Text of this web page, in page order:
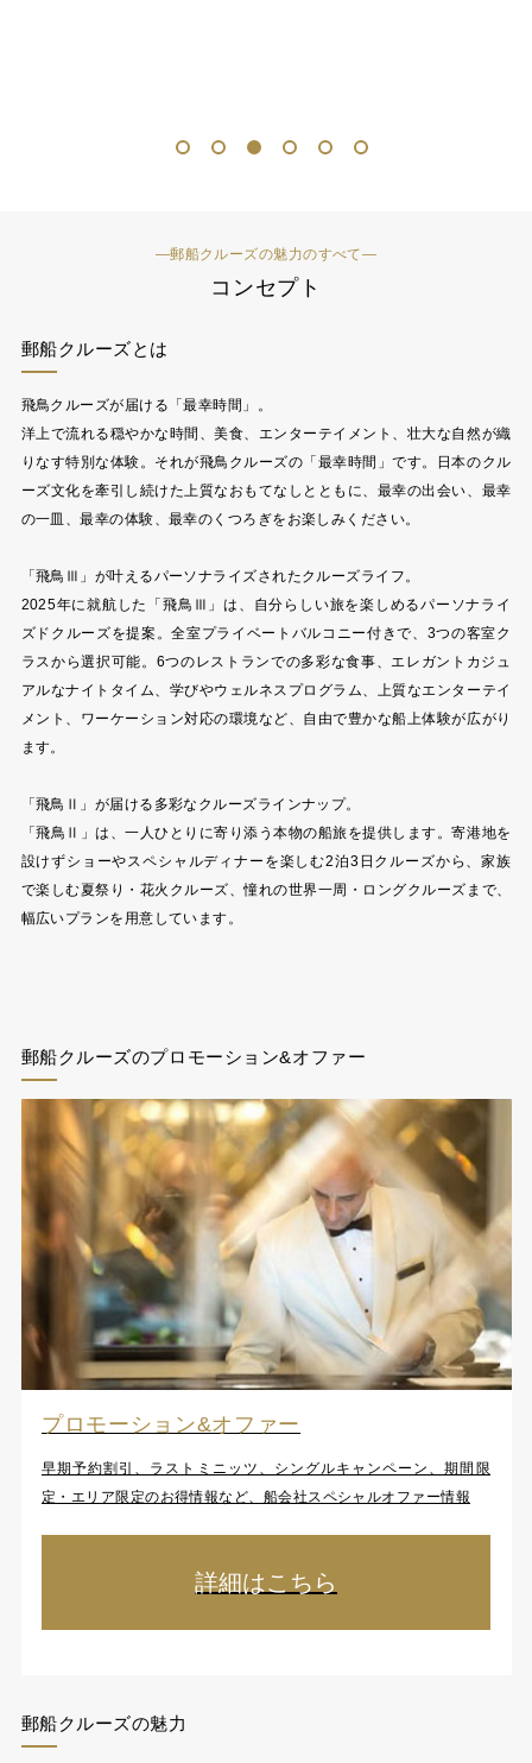
1 2 3 4 5 6
―郵船クルーズの魅力のすべて―
コンセプト
郵船クルーズとは
飛鳥クルーズが届ける「最幸時間」。
洋上で流れる穏やかな時間、美食、エンターテイメント、壮大な自然が織
りなす特別な体験。それが飛鳥クルーズの「最幸時間」です。日本のクル
ーズ文化を牽引し続けた上質なおもてなしとともに、最幸の出会い、最幸
の一皿、最幸の体験、最幸のくつろぎをお楽しみください。
「飛鳥Ⅲ」が叶えるパーソナライズされたクルーズライフ。
2025年に就航した「飛鳥Ⅲ」は、自分らしい旅を楽しめるパーソナライ
ズドクルーズを提案。全室プライベートバルコニー付きで、3つの客室ク
ラスから選択可能。6つのレストランでの多彩な食事、エレガントカジュ
アルなナイトタイム、学びやウェルネスプログラム、上質なエンターテイ
メント、ワーケーション対応の環境など、自由で豊かな船上体験が広がり
ます。
「飛鳥Ⅱ」が届ける多彩なクルーズラインナップ。
「飛鳥Ⅱ」は、一人ひとりに寄り添う本物の船旅を提供します。寄港地を
設けずショーやスペシャルディナーを楽しむ2泊3日クルーズから、家族
で楽しむ夏祭り・花火クルーズ、憧れの世界一周・ロングクルーズまで、
幅広いプランを用意しています。
郵船クルーズのプロモーション&オファー
プロモーション&オファー
早期予約割引、ラストミニッツ、シングルキャンペーン、期間限
定・エリア限定のお得情報など、船会社スペシャルオファー情報
詳細はこちら
郵船クルーズの魅力